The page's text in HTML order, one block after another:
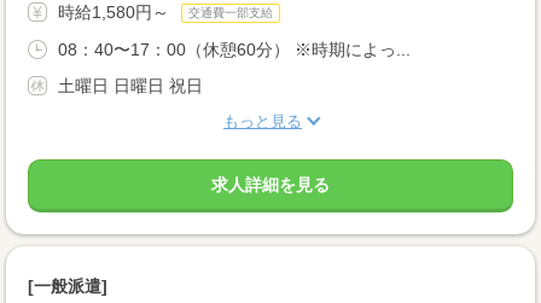
時給1,580円～ 交通費一部支給
08：40〜17：00（休憩60分） ※時期によっ...
土曜日 日曜日 祝日
もっと見る
求人詳細を見る
[一般派遣]